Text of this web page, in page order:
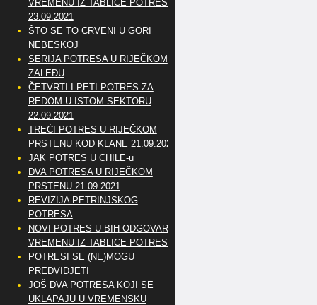
VREMENU IZ TABLICE POTRESA
23.09.2021
ŠTO SE TO CRVENI U GORI
NEBESKOJ
SERIJA POTRESA U RIJEČKOM
ZALEĐU
ČETVRTI I PETI POTRES ZA
REDOM U ISTOM SEKTORU
22.09.2021
TREĆI POTRES U RIJEČKOM
PRSTENU KOD KLANE 21.09.2021
JAK POTRES U CHILE-u
DVA POTRESA U RIJEČKOM
PRSTENU 21.09.2021
REVIZIJA PETRINJSKOG
POTRESA
NOVI POTRES U BIH ODGOVARA
VREMENU IZ TABLICE POTRESA
POTRESI SE (NE)MOGU
PREDVIDJETI
JOŠ DVA POTRESA KOJI SE
UKLAPAJU U VREMENSKU